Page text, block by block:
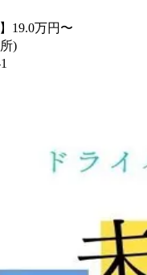
19.0万円〜
)